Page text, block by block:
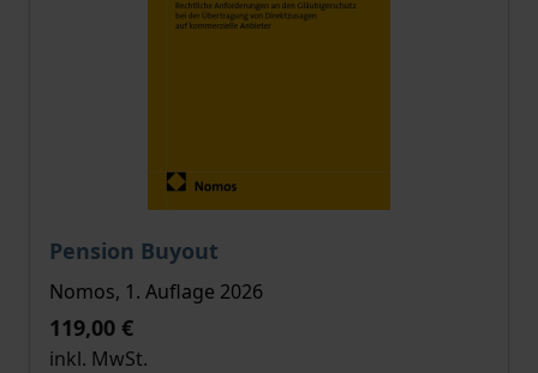
Pension Buyout
Der Preis dieses Titels richtet sich nach der
Nomos, 1. Auflage 2026
119,00 €
inkl. MwSt.